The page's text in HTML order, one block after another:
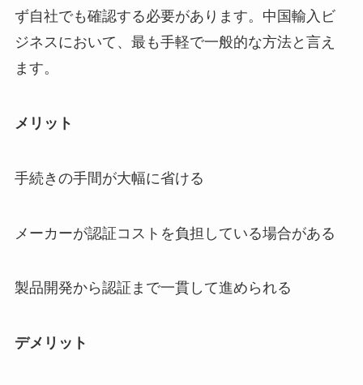
ず自社でも確認する必要があります。中国輸入ビ
ジネスにおいて、最も手軽で一般的な方法と言え
ます。
メリット
手続きの手間が大幅に省ける
メーカーが認証コストを負担している場合がある
製品開発から認証まで一貫して進められる
デメリット